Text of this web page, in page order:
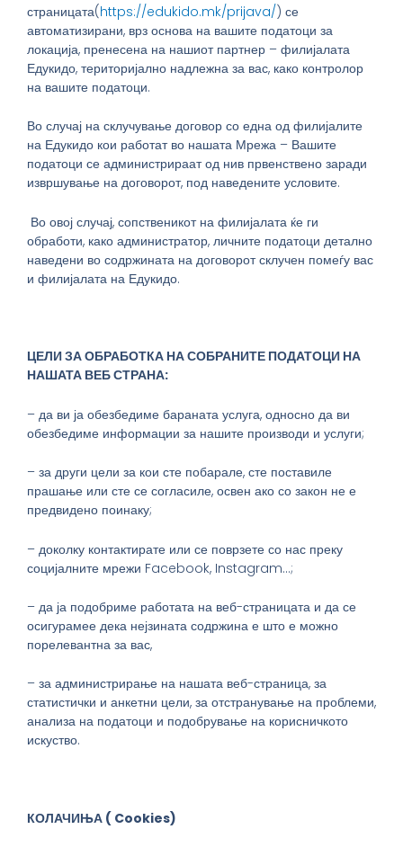
страницата(https://edukido.mk/prijava/) се
автоматизирани, врз основа на вашите податоци за
локација, пренесена на нашиот партнер – филијалата
Едукидо, територијално надлежна за вас, како контролор
на вашите податоци.
Во случај на склучување договор со една од филијалите
на Едукидо кои работат во нашата Мрежа – Вашите
податоци се администрираат од нив првенствено заради
извршување на договорот, под наведените условите.
Во овој случај, сопственикот на филијалата ќе ги
обработи, како администратор, личните податоци детално
наведени во содржината на договорот склучен помеѓу вас
и филијалата на Едукидо.
ЦЕЛИ ЗА ОБРАБОТКА НА СОБРАНИТЕ ПОДАТОЦИ НА
НАШАТА ВЕБ СТРАНА:
– да ви ја обезбедиме бараната услуга, односно да ви
обезбедиме информации за нашите производи и услуги;
– за други цели за кои сте побарале, сте поставиле
прашање или сте се согласиле, освен ако со закон не е
предвидено поинаку;
– доколку контактирате или се поврзете со нас преку
социјалните мрежи Facebook, Instagram…;
– да ја подобриме работата на веб-страницата и да се
осигурамее дека нејзината содржина е што е можно
порелевантна за вас,
– за администрирање на нашата веб-страница, за
статистички и анкетни цели, за отстранување на проблеми,
анализа на податоци и подобрување на корисничкото
искуство.
КОЛАЧИЊА ( Cookies)